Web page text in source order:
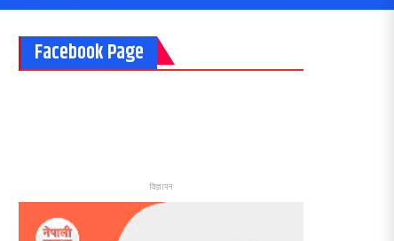
Facebook Page
विज्ञापन